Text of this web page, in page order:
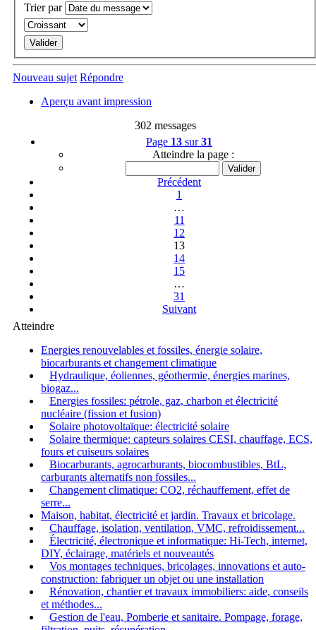
Trier par
Nouveau sujet Répondre
Aperçu avant impression
302 messages
Page 13 sur31
Atteindre la page :
Précédent
1
…
11
12
13
14
15
…
31
Suivant
Atteindre
Energies renouvelables et fossiles, énergie solaire,
biocarburants et changement climatique
Hydraulique, éoliennes, géothermie, énergies marines,
biogaz...
Energies fossiles: pétrole, gaz, charbon et électricité
nucléaire (fission et fusion)
Solaire photovoltaïque: électricité solaire
Solaire thermique: capteurs solaires CESI, chauffage, ECS,
fours et cuiseurs solaires
Biocarburants, agrocarburants, biocombustibles, BtL,
carburants alternatifs non fossiles...
Changement climatique: CO2, réchauffement, effet de
serre...
Maison, habitat, électricité et jardin. Travaux et bricolage.
Chauffage, isolation, ventilation, VMC, refroidissement...
Électricité, électronique et informatique: Hi-Tech, internet,
DIY, éclairage, matériels et nouveautés
Vos montages techniques, bricolages, innovations et auto-
construction: fabriquer un objet ou une installation
Rénovation, chantier et travaux immobiliers: aide, conseils
et méthodes...
Gestion de l'eau, Pomberie et sanitaire. Pompage, forage,